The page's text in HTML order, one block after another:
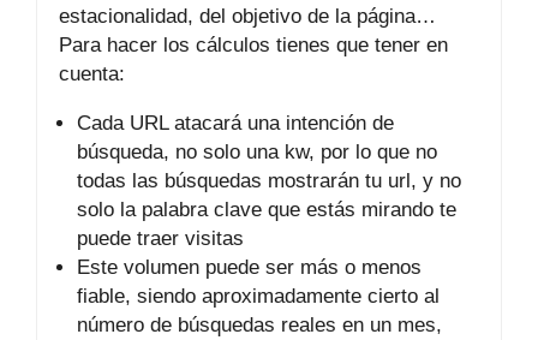
estacionalidad, del objetivo de la página…
Para hacer los cálculos tienes que tener en
cuenta:
Cada URL atacará una intención de
búsqueda, no solo una kw, por lo que no
todas las búsquedas mostrarán tu url, y no
solo la palabra clave que estás mirando te
puede traer visitas
Este volumen puede ser más o menos
fiable, siendo aproximadamente cierto al
número de búsquedas reales en un mes,